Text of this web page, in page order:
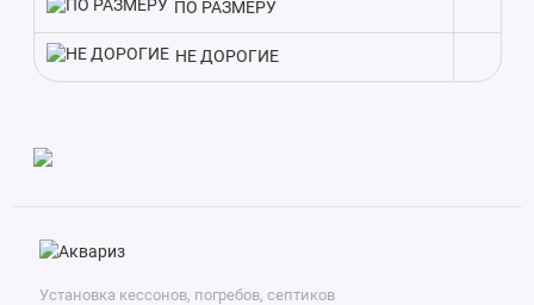
ПО РАЗМЕРУ
НЕ ДОРОГИЕ
Установка кессонов, погребов, септиков